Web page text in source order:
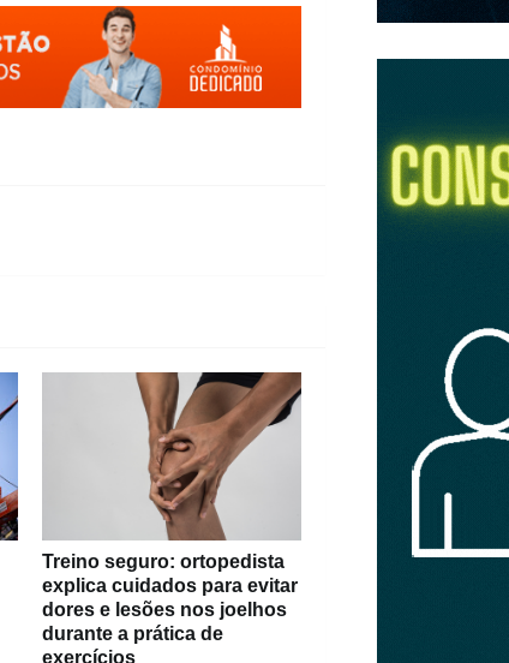
Treino seguro: ortopedista
explica cuidados para evitar
dores e lesões nos joelhos
durante a prática de
exercícios